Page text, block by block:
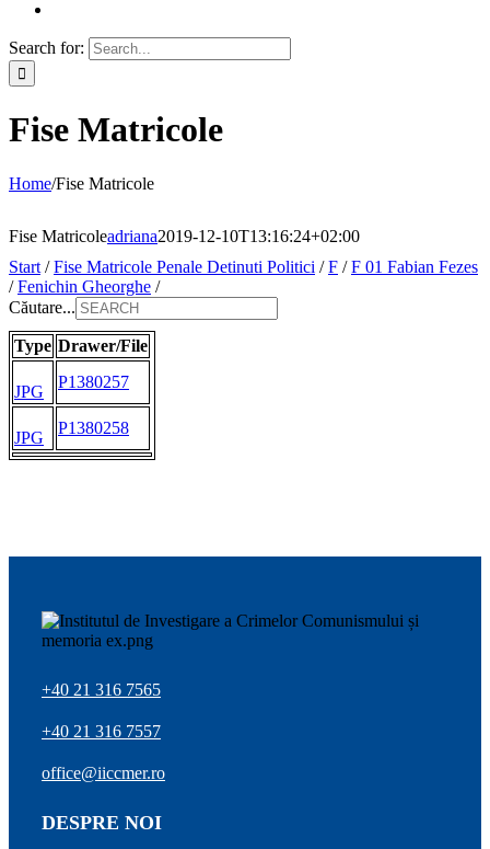
Search for:
Fise Matricole
Home/Fise Matricole
Fise Matricoleadriana2019-12-10T13:16:24+02:00
Start /Fise Matricole Penale Detinuti Politici /F /F 01 Fabian Fezes
/Fenichin Gheorghe /
Căutare...
Type Drawer/File
JPG
P1380257
JPG
P1380258
+40 21 316 7565
+40 21 316 7557
office@iiccmer.ro
DESPRE NOI